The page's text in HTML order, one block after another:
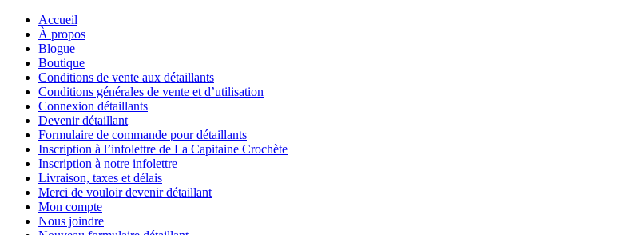
Accueil
À propos
Blogue
Boutique
Conditions de vente aux détaillants
Conditions générales de vente et d’utilisation
Connexion détaillants
Devenir détaillant
Formulaire de commande pour détaillants
Inscription à l’infolettre de La Capitaine Crochète
Inscription à notre infolettre
Livraison, taxes et délais
Merci de vouloir devenir détaillant
Mon compte
Nous joindre